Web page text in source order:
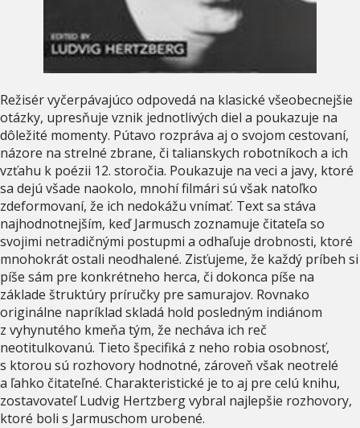
Režisér vyčerpávajúco odpovedá na klasické všeobecnejšie
otázky, upresňuje vznik jednotlivých diel a poukazuje na
dôležité momenty. Pútavo rozpráva aj o svojom cestovaní,
názore na strelné zbrane, či talianskych robotníkoch a ich
vzťahu k poézii 12. storočia. Poukazuje na veci a javy, ktoré
sa dejú všade naokolo, mnohí filmári sú však natoľko
zdeformovaní, že ich nedokážu vnímať. Text sa stáva
najhodnotnejším, keď Jarmusch zoznamuje čitateľa so
svojimi netradičnými postupmi a odhaľuje drobnosti, ktoré
mnohokrát ostali neodhalené. Zisťujeme, že každý príbeh si
píše sám pre konkrétneho herca, či dokonca píše na
základe štruktúry príručky pre samurajov. Rovnako
originálne napríklad skladá hold posledným indiánom
z vyhynutého kmeňa tým, že necháva ich reč
neotitulkovanú. Tieto špecifiká z neho robia osobnosť,
s ktorou sú rozhovory hodnotné, zároveň však neotrelé
a ľahko čitateľné. Charakteristické je to aj pre celú knihu,
zostavovateľ Ludvig Hertzberg vybral najlepšie rozhovory,
ktoré boli s Jarmuschom urobené.